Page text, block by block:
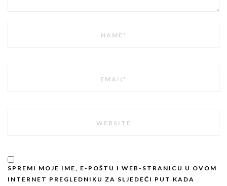
SPREMI MOJE IME, E-POŠTU I WEB-STRANICU U OVOM
INTERNET PREGLEDNIKU ZA SLJEDEĆI PUT KADA